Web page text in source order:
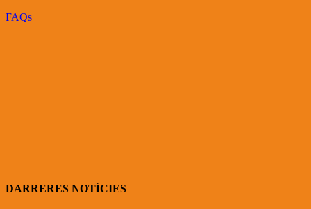
FAQs
DARRERES NOTÍCIES